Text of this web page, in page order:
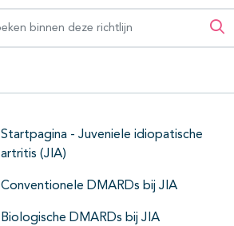
Startpagina - Juveniele idiopatische
artritis (JIA)
Conventionele DMARDs bij JIA
Biologische DMARDs bij JIA